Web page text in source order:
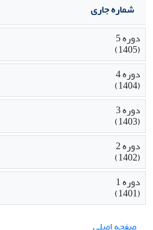
شماره جاری
دوره 5
(1405)
دوره 4
(1404)
دوره 3
(1403)
دوره 2
(1402)
دوره 1
(1401)